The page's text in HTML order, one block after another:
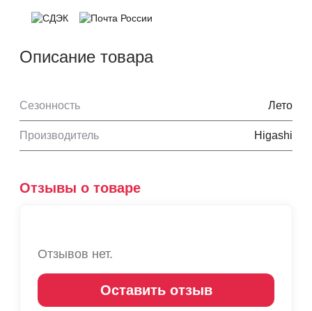
Описание товара
Сезонность Лето
Производитель Higashi
Отзывы о товаре
Отзывов нет.
Оставить отзыв